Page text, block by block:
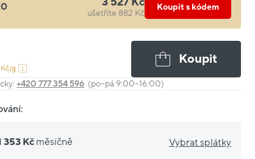
ušetříte 882 Kč
Koupit s kódem
g
Koupit
+420 777 354 596 (po–pá 9:00–16:00)
353 Kč měsíčně Vybrat splátky